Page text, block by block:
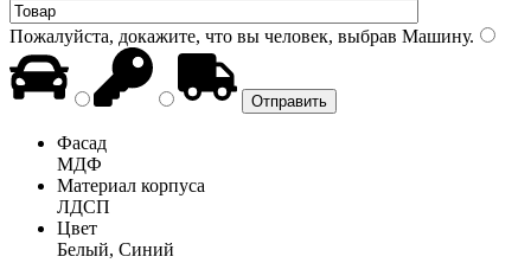
Пожалуйста, докажите, что вы человек, выбрав Машину.
Фасад
МДФ
Материал корпуса
ЛДСП
Цвет
Белый, Синий